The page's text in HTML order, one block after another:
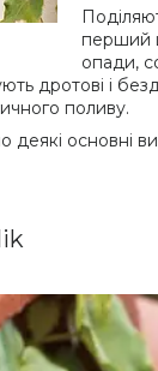
перший
опади,
дротові і
поливу.
основні